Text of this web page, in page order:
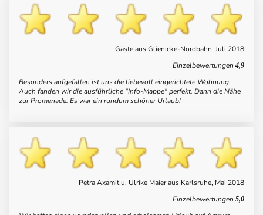
Gäste aus Glienicke-Nordbahn, Juli 2018
Einzelbewertungen 4,9
Besonders aufgefallen ist uns die liebevoll eingerichtete Wohnung.
Auch fanden wir die ausführliche "Info-Mappe" perfekt. Dann die Nähe
zur Promenade. Es war ein rundum schöner Urlaub!
Petra Axamit u. Ulrike Maier aus Karlsruhe, Mai 2018
Einzelbewertungen 5,0